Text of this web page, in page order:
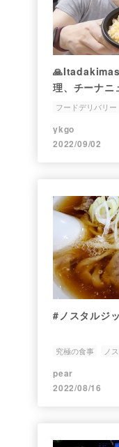
理、チーナニ
本店の濃厚
フードデリバリー
ykgo
2022/09/02
#ノスタルジ
究極の食事 ノ
pear
2022/08/16